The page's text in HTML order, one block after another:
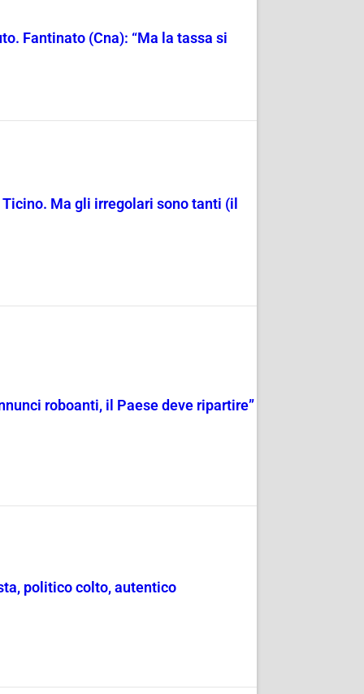
Fantinato (Cna): “Ma la tassa si
Ma gli irregolari sono tanti (il
roboanti, il Paese deve ripartire”
politico colto, autentico